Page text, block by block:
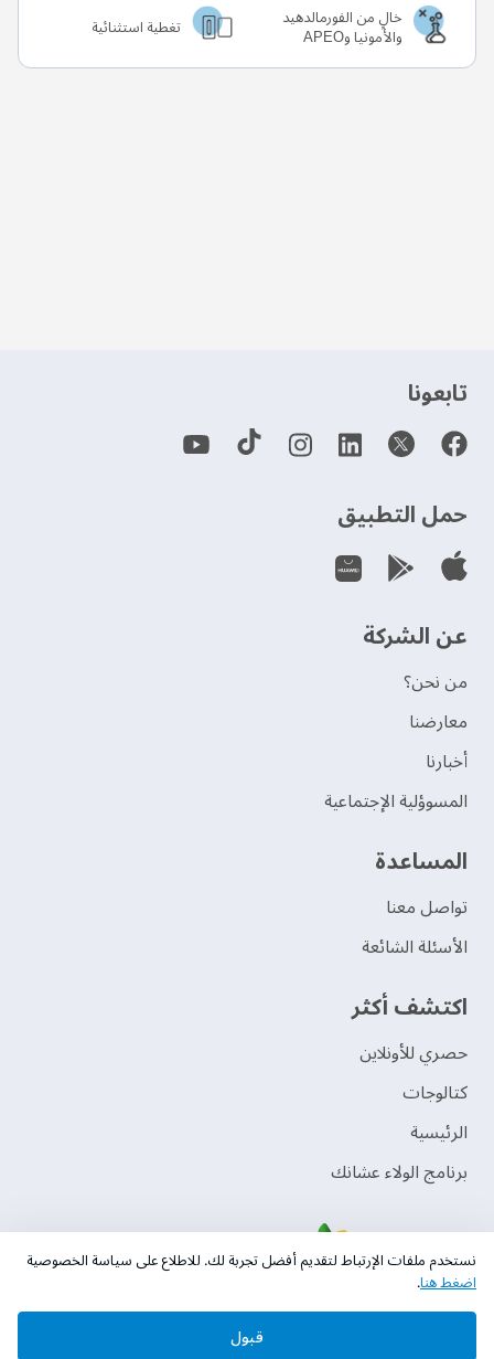
خالٍ من الفورمالدهيد
والأمونيا وAPEO تغطية استثنائية
‫تابعونا‬
حمل التطبيق
عن الشركة
من نحن؟
‫معارضنا‬
‫أخبارنا‬
المسوؤلية الإجتماعية
‫المساعدة‬
تواصل معنا
الأسئلة الشائعة
اكتشف أكثر
حصري للأونلاين
‫كتالوجات‬
الرئيسية
برنامج الولاء عشانك
نستخدم ملفات الإرتباط لتقديم أفضل تجربة لك. للاطلاع على سياسة الخصوصية
اضغط هنا.
قبول